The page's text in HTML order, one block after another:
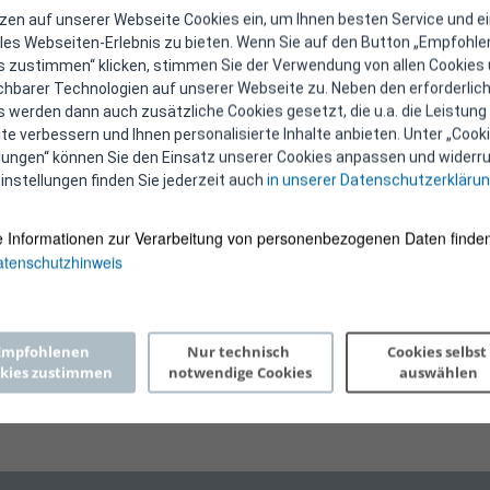
auf unserer Webseite Cookies ein, um Ihnen besten Service und
Webseiten-Erlebnis zu bieten. Wenn Sie auf den Button
zustimmen“ klicken, stimmen Sie der Verwendung von allen Cookies
Technologien auf unserer Webseite zu. Neben den
werden dann auch zusätzliche Cookies gesetzt, die u.a. die Leistung
verbessern und Ihnen personalisierte Inhalte anbieten. Unter
können Sie den Einsatz unserer Cookies anpassen und
finden Sie jederzeit auch in unserer
Informationen zur Verarbeitung von personenbezogenen Daten
zustimmen
Nur technisch
notwendige Cookies
Cookies selbst
auswählen
die geplanten Abfragen für die
kB)
Herunterladen
Information und könnennicht für die Meldung
ist von Energielieferant:innen mit einem
2024 sind die auf Basis des § 39 Abs. 1 und 2 EEffG
sowie nähere Informationen werden mit